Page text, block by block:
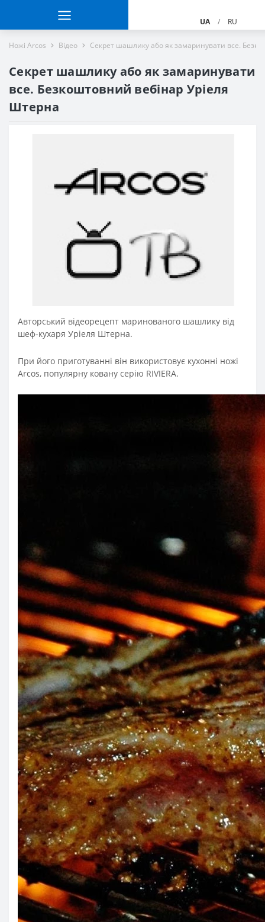
UA / RU
Ножі Arcos Вiдео Секрет шашлику або як замаринувати все.
Секрет шашлику або як замаринувати
все. Безкоштовний вебінар Уріеля
Штерна
Авторський відеорецепт маринованого шашлику від
шеф-кухаря Уріеля Штерна.
При його приготуванні він використовує кухонні ножі
Arcos, популярну ковану серію RIVIERA.